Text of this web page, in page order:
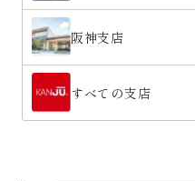
阪神支店
すべての支店